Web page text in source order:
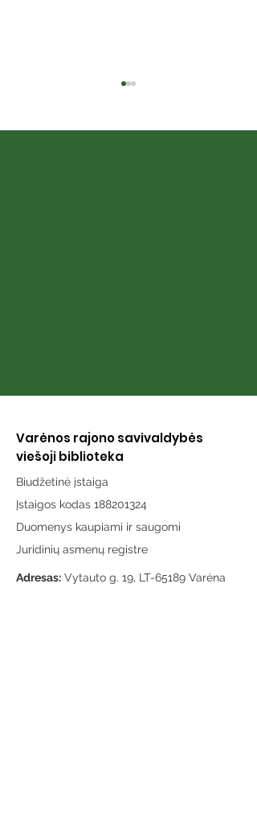
Varėnos rajono savivaldybės
viešoji biblioteka
Biudžetinė įstaiga
Įstaigos kodas 188201324
Duomenys kaupiami ir saugomi
Juridinių asmenų registre
Adresas: Vytauto g. 19, LT-65189 Varėna